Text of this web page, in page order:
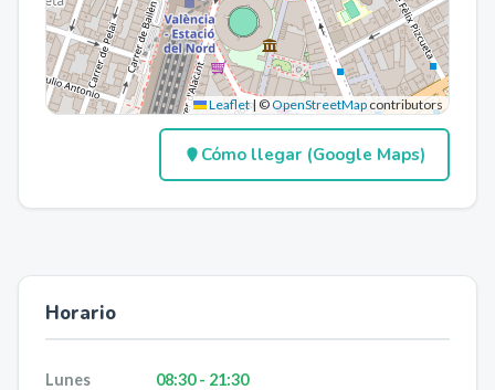
Leaflet| ©OpenStreetMap contributors
Cómo llegar (Google Maps)
Horario
Lunes 08:30 - 21:30